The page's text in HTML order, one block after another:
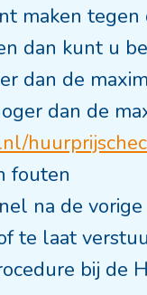
maken
dan kunt u
dan de
dan de
fouten
na de vorige
te laat
bij de